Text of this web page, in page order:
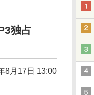
独占
8月17日 13:00